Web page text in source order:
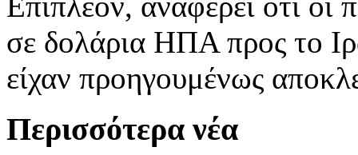
σε δολάρια ΗΠΑ προς το
είχαν προηγουμένως
Περισσότερα νέα